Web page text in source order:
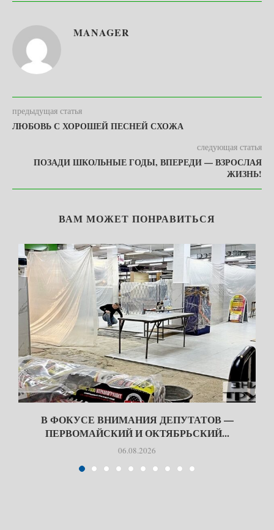
MANAGER
предыдущая статья
ЛЮБОВЬ С ХОРОШЕЙ ПЕСНЕЙ СХОЖА
следующая статья
ПОЗАДИ ШКОЛЬНЫЕ ГОДЫ, ВПЕРЕДИ — ВЗРОСЛАЯ
ЖИЗНЬ!
ВАМ МОЖЕТ ПОНРАВИТЬСЯ
В ФОКУСЕ ВНИМАНИЯ ДЕПУТАТОВ —
ПЕРВОМАЙСКИЙ И ОКТЯБРЬСКИЙ...
06.08.2026